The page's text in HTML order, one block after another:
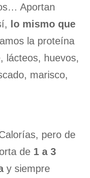
Aportan
lo mismo que
la proteína
lácteos, huevos,
marisco,
pero de
de 1 a 3
y siempre